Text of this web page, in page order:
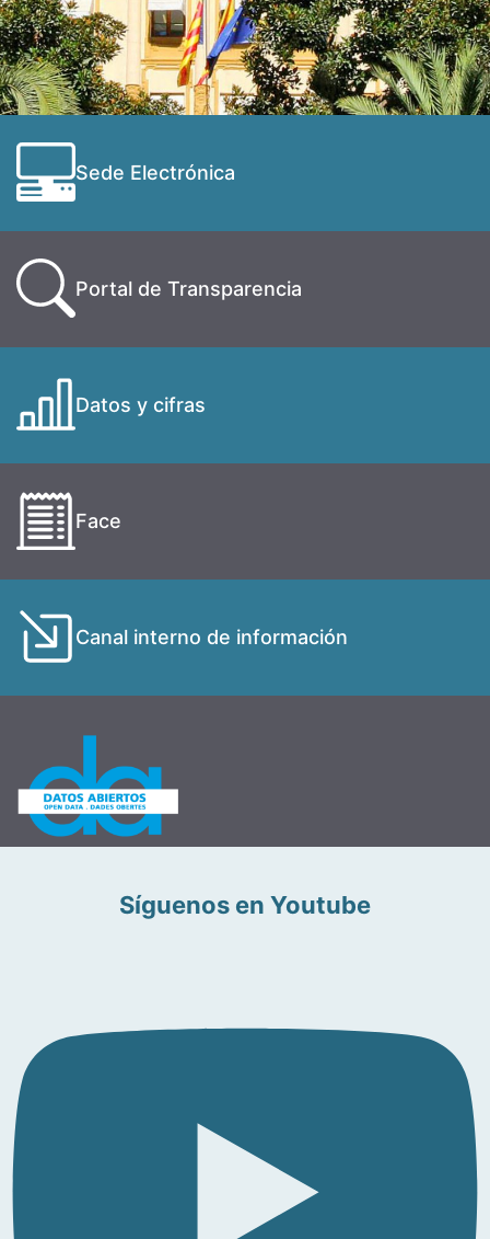
Sede Electrónica
Portal de Transparencia
Datos y cifras
Face
Canal interno de información
Síguenos en Youtube